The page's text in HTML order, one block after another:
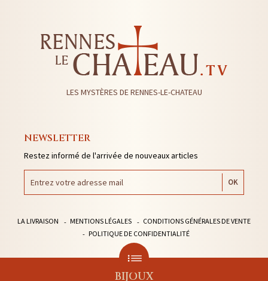
BIJOUX
LES MYSTÈRES DE RENNES-LE-CHATEAU
NEWSLETTER
Restez informé de l'arrivée de nouveaux articles
LA LIVRAISON MENTIONS LÉGALES
CONDITIONS GÉNÉRALES DE VENTE
POLITIQUE DE CONFIDENTIALITÉ